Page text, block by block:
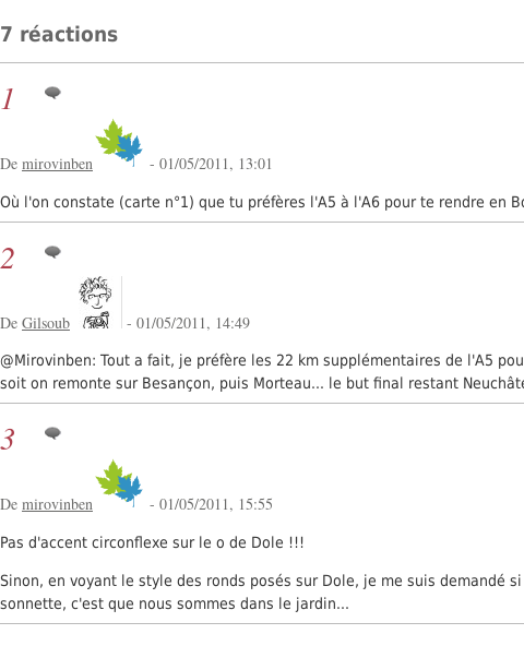
7 réactions
1
De mirovinben - 01/05/2011, 13:01
Où l'on constate (carte n°1) que tu préfères l'A5 à l'A6 pour te rendre en
2
De Gilsoub - 01/05/2011, 14:49
@Mirovinben: Tout a fait, je préfère les 22 km supplémentaires de l'A5
soit on remonte sur Besançon, puis Morteau... le but final restant
3
De mirovinben - 01/05/2011, 15:55
Pas d'accent circonflexe sur le o de Dole !!!
Sinon, en voyant le style des ronds posés sur Dole, je me suis demandé
sonnette, c'est que nous sommes dans le jardin...